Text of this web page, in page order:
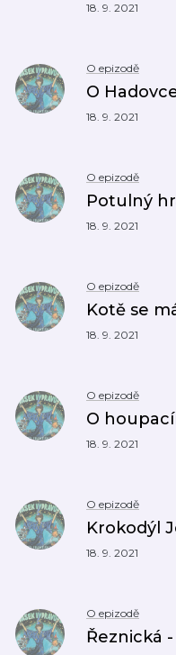
18. 9. 2021
O epizodě
O
18. 9. 2021
O epizodě
Potulný
18. 9. 2021
O epizodě
Kotě se
18. 9. 2021
O epizodě
O
18. 9. 2021
O epizodě
Krokodýl
18. 9. 2021
O epizodě
Řeznická